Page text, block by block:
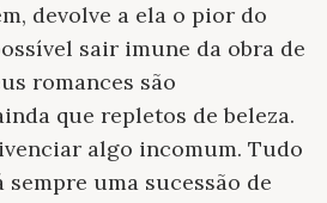
devolve a ela o pior do
sair imune da obra de
romances são
que repletos de beleza.
algo incomum. Tudo
uma sucessão de